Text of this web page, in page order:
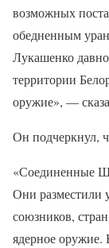
возможных
обедненным
Лукашенко
территории
оружие», —
Он подчеркнул,
«Соединенные
Они разместили
союзников,
ядерное оружие.